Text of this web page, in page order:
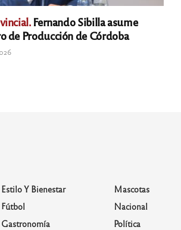
Fernando Sibilla asume
de Producción de Córdoba
Estilo Y Bienestar
Fútbol
Gastronomía
Mascotas
Nacional
Política